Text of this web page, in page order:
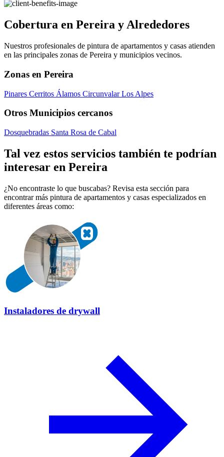
Cobertura en Pereira y Alrededores
Nuestros profesionales de pintura de apartamentos y casas atienden
en las principales zonas de Pereira y municipios vecinos.
Zonas en Pereira
Pinares Cerritos Álamos CircunvalarLos Alpes
Otros Municipios cercanos
Dosquebradas Santa Rosa de Cabal
Tal vez estos servicios también te podrían
interesar en Pereira
¿No encontraste lo que buscabas? Revisa esta sección para
encontrar más pintura de apartamentos y casas especializados en
diferentes áreas como:
Instaladores de drywall